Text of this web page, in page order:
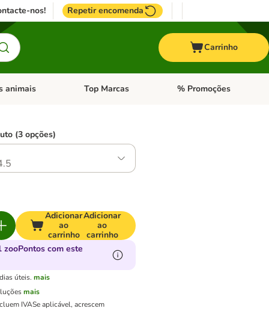
nos! Repetir encomenda
Carrinho
de categoria: Pássaros
animais Abrir menu de categoria: Outros animais
Top Marcas Abrir menu de categoria:
% Promoções
(3 opções)
Adicionar
ao
carrinho
Adicionar
ao
carrinho
zooPontos com este
úteis. mais
mais
IVASe aplicável, acrescem